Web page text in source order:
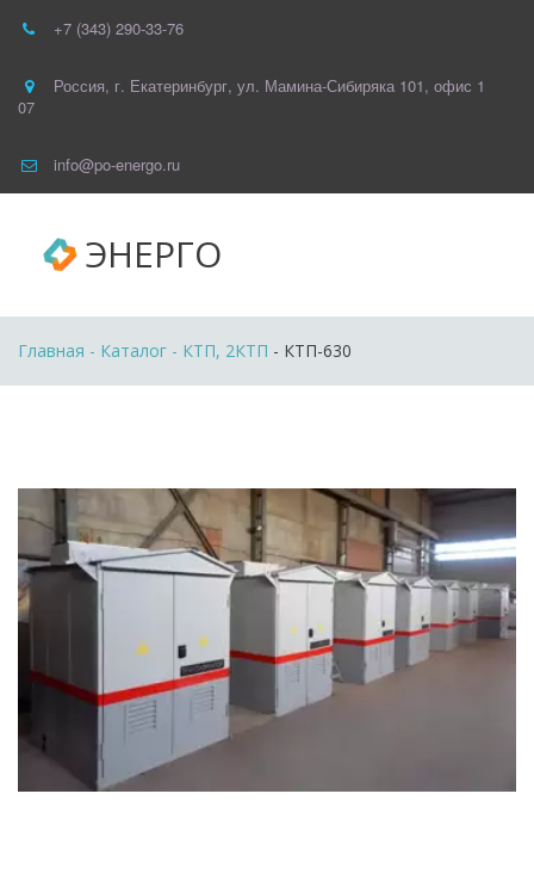
+7 (343) 290-33-76
Россия, г. Екатеринбург, ул. Мамина-Сибиряка 101, офис 1
07
info@po-energo.ru
ЭНЕРГО
Главная - Каталог - КТП, 2КТП - КТП-630